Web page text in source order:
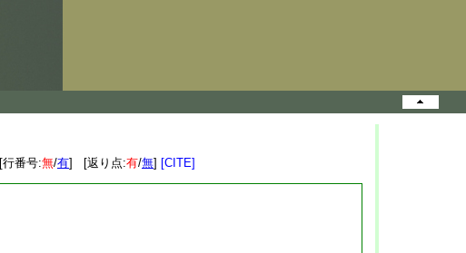
[行番号:無/有] [返り点:有/無] [CITE]